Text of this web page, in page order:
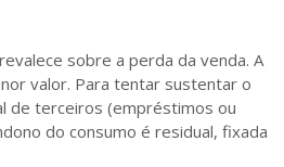
sobre a perda da venda. A
valor. Para tentar sustentar o
de terceiros (empréstimos ou
do consumo é residual, fixada